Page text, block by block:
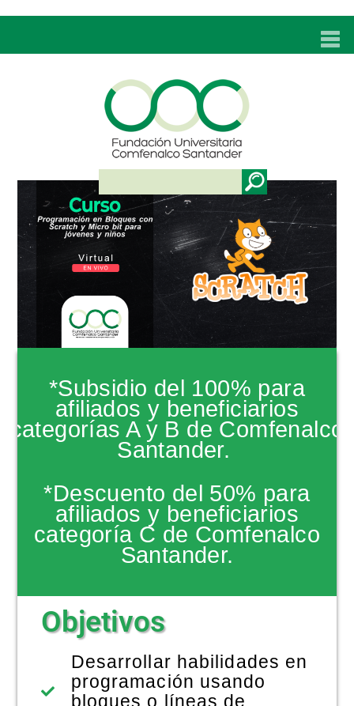
UNC
ADMISIONES
PROGRAMAS
TÉCNICOS LABORALES
BIENESTAR
BIBLIOTECA
INVESTIGACIONES
EDUCACIÓN CONTINUA
NOTICIAS
*Subsidio del 100% para
afiliados y beneficiarios
categorías A y B de Comfenalco
Santander.
*Descuento del 50% para
afiliados y beneficiarios
categoría C de Comfenalco
Santander.
Objetivos
Desarrollar habilidades en
programación usando
bloques o líneas de